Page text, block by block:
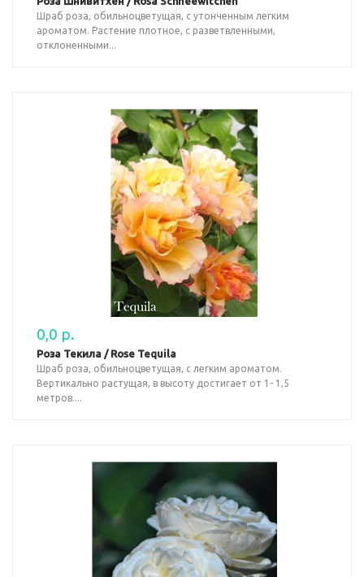
Шраб роза, обильноцветущая, с утонченным легким
ароматом. Растение плотное, с разветвленными,
отклоненными...
0,0 р.
Роза Текила / Rose Tequila
Шраб роза, обильноцветущая, с легким ароматом.
Вертикально растущая, в высоту достигает от 1- 1,5
метров....